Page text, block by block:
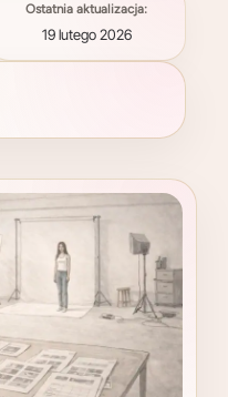
Ostatnia aktualizacja:
19 lutego 2026